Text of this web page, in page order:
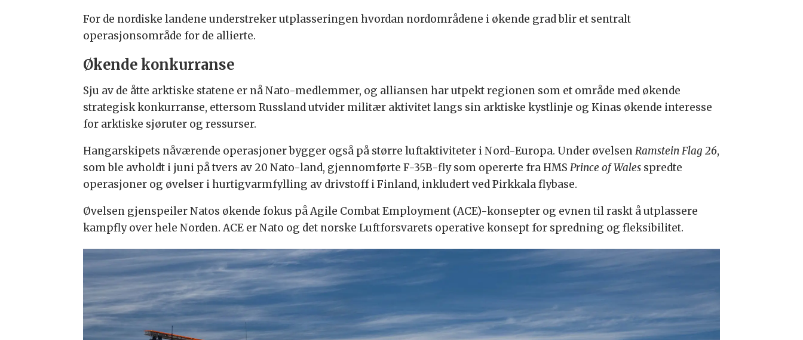
For de nordiske landene understreker utplasseringen hvordan nordområdene i økende grad blir et sentralt
operasjonsområde for de allierte.
Økende konkurranse
Sju av de åtte arktiske statene er nå Nato-medlemmer, og alliansen har utpekt regionen som et område med økende
strategisk konkurranse, ettersom Russland utvider militær aktivitet langs sin arktiske kystlinje og Kinas økende interesse
for arktiske sjøruter og ressurser.
Hangarskipets nåværende operasjoner bygger også på større luftaktiviteter i Nord-Europa. Under øvelsenRamstein Flag 26,
som ble avholdt i juni på tvers av 20 Nato-land, gjennomførte F-35B-fly som opererte fra HMSPrince of Wales spredte
operasjoner og øvelser i hurtigvarmfylling av drivstoff i Finland, inkludert ved Pirkkala flybase.
Øvelsen gjenspeiler Natos økende fokus på Agile Combat Employment (ACE)-konsepter og evnen til raskt å utplassere
kampfly over hele Norden. ACE erNato og det norske Luftforsvarets operative konsept for spredning og fleksibilitet.